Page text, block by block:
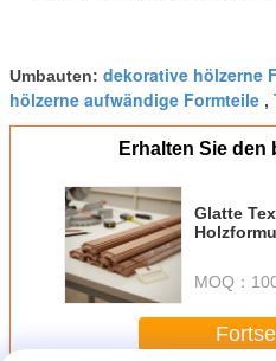
Umbauten: dekorative hölzerne
hölzerne aufwändige Formteile ,
Erhalten Sie den
Glatte
MOQ：